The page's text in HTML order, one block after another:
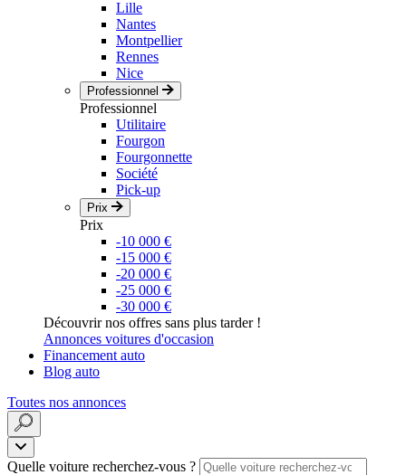
Lille
Nantes
Montpellier
Rennes
Nice
Professionnel
Professionnel
Utilitaire
Fourgon
Fourgonnette
Société
Pick-up
Prix
Prix
-10 000 €
-15 000 €
-20 000 €
-25 000 €
-30 000 €
Découvrir nos offres sans plus tarder !
Annonces voitures d'occasion
Financement auto
Blog auto
Toutes nos annonces
Quelle voiture recherchez-vous ?